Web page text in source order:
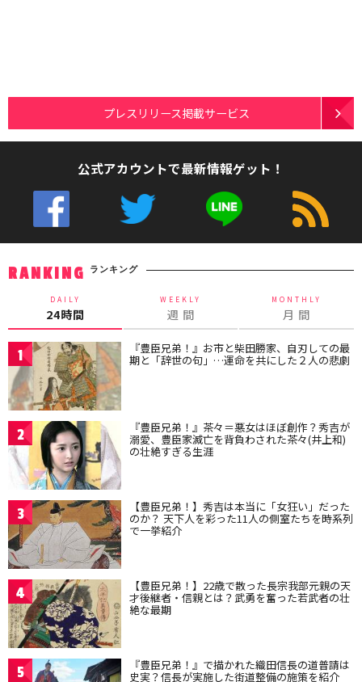
プレスリリース掲載サービス
公式アカウントで最新情報ゲット！
RANKING ランキング
DAILY
24時間
WEEKLY
週 間
MONTHLY
月 間
1 『豊臣兄弟！』お市と柴田勝家、自刃しての最
期と「辞世の句」…運命を共にした２人の悲劇
2 『豊臣兄弟！』茶々＝悪女はほぼ創作？秀吉が
溺愛、豊臣家滅亡を背負わされた茶々(井上和)
の壮絶すぎる生涯
3 【豊臣兄弟！】秀吉は本当に「女狂い」だった
のか？ 天下人を彩った11人の側室たちを時系列
で一挙紹介
4 【豊臣兄弟！】22歳で散った長宗我部元親の天
才後継者・信親とは？武勇を奮った若武者の壮
絶な最期
5 『豊臣兄弟！』で描かれた織田信長の道普請は
史実？信長が実施した街道整備の施策を紹介